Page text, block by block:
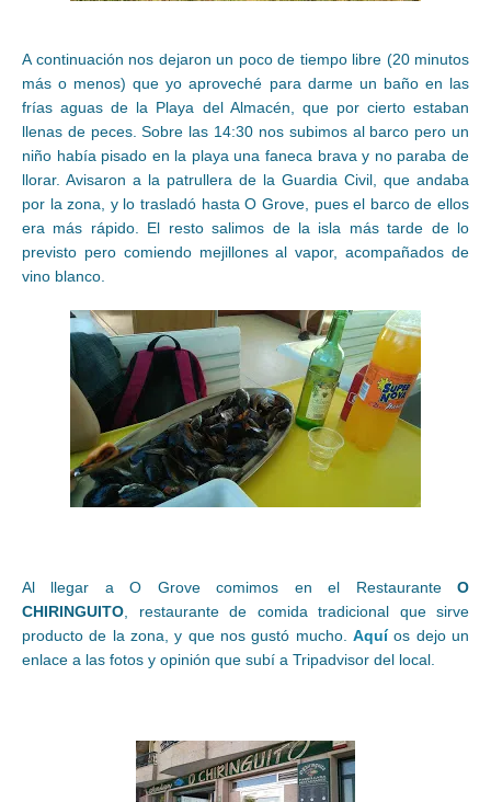
A continuación nos dejaron un poco de tiempo libre (20 minutos
más o menos) que yo aproveché para darme un baño en las
frías aguas de la Playa del Almacén, que por cierto estaban
llenas de peces. Sobre las 14:30 nos subimos al barco pero un
niño había pisado en la playa una faneca brava y no paraba de
llorar. Avisaron a la patrullera de la Guardia Civil, que andaba
por la zona, y lo trasladó hasta O Grove, pues el barco de ellos
era más rápido. El resto salimos de la isla más tarde de lo
previsto pero comiendo mejillones al vapor, acompañados de
vino blanco.
Al llegar a O Grove comimos en el Restaurante O
CHIRINGUITO , restaurante de comida tradicional que sirve
producto de la zona, y que nos gustó mucho. Aquíos dejo un
enlace a las fotos y opinión que subí a Tripadvisor del local.